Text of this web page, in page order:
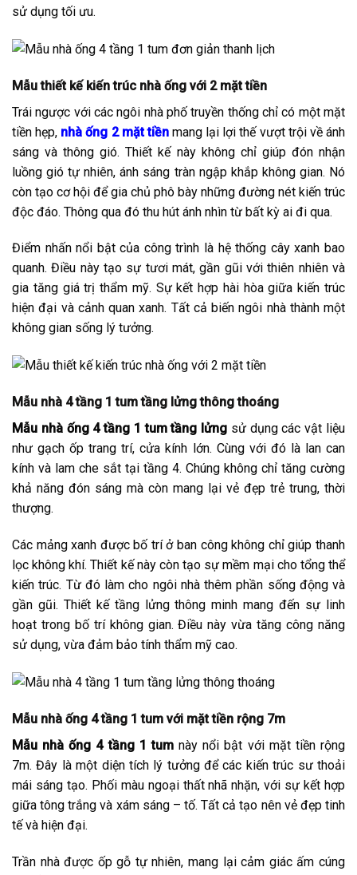
sử dụng tối ưu.
Mẫu thiết kế kiến trúc nhà ống với 2 mặt tiền
Trái ngược với các ngôi nhà phố truyền thống chỉ có một mặt
tiền hẹp, nhà ống 2 mặt tiền mang lại lợi thế vượt trội về ánh
sáng và thông gió. Thiết kế này không chỉ giúp đón nhận
luồng gió tự nhiên, ánh sáng tràn ngập khắp không gian. Nó
còn tạo cơ hội để gia chủ phô bày những đường nét kiến trúc
độc đáo. Thông qua đó thu hút ánh nhìn từ bất kỳ ai đi qua.
Điểm nhấn nổi bật của công trình là hệ thống cây xanh bao
quanh. Điều này tạo sự tươi mát, gần gũi với thiên nhiên và
gia tăng giá trị thẩm mỹ. Sự kết hợp hài hòa giữa kiến trúc
hiện đại và cảnh quan xanh. Tất cả biến ngôi nhà thành một
không gian sống lý tưởng.
Mẫu nhà 4 tầng 1 tum tầng lửng thông thoáng
Mẫu nhà ống 4 tầng 1 tum tầng lửng sử dụng các vật liệu
như gạch ốp trang trí, cửa kính lớn. Cùng với đó là lan can
kính và lam che sắt tại tầng 4. Chúng không chỉ tăng cường
khả năng đón sáng mà còn mang lại vẻ đẹp trẻ trung, thời
thượng.
Các mảng xanh được bố trí ở ban công không chỉ giúp thanh
lọc không khí. Thiết kế này còn tạo sự mềm mại cho tổng thể
kiến trúc. Từ đó làm cho ngôi nhà thêm phần sống động và
gần gũi. Thiết kế tầng lửng thông minh mang đến sự linh
hoạt trong bố trí không gian. Điều này vừa tăng công năng
sử dụng, vừa đảm bảo tính thẩm mỹ cao.
Mẫu nhà ống 4 tầng 1 tum với mặt tiền rộng 7m
Mẫu nhà ống 4 tầng 1 tumnày nổi bật với mặt tiền rộng
7m. Đây là một diện tích lý tưởng để các kiến trúc sư thoải
mái sáng tạo. Phối màu ngoại thất nhã nhặn, với sự kết hợp
giữa tông trắng và xám sáng – tố. Tất cả tạo nên vẻ đẹp tinh
tế và hiện đại.
Trần nhà được ốp gỗ tự nhiên, mang lại cảm giác ấm cúng